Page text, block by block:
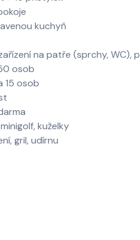
kuchyň
na patře (sprchy, WC),
osob
15 osob
kuželky
gril, udírnu